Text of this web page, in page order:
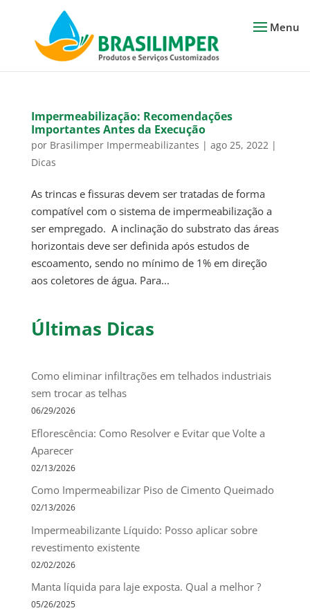
Impermeabilização: Recomendações
Importantes Antes da Execução
por Brasilimper Impermeabilizantes | ago 25, 2022|
Dicas
As trincas e fissuras devem ser tratadas de forma
compatível com o sistema de impermeabilização a
ser empregado. A inclinação do substrato das áreas
horizontais deve ser definida após estudos de
escoamento, sendo no mínimo de 1% em direção
aos coletores de água. Para...
Últimas Dicas
Como eliminar infiltrações em telhados industriais
sem trocar as telhas
06/29/2026
Eflorescência: Como Resolver e Evitar que Volte a
Aparecer
02/13/2026
Como Impermeabilizar Piso de Cimento Queimado
02/13/2026
Impermeabilizante Líquido: Posso aplicar sobre
revestimento existente
02/02/2026
Manta líquida para laje exposta. Qual a melhor ?
05/26/2025